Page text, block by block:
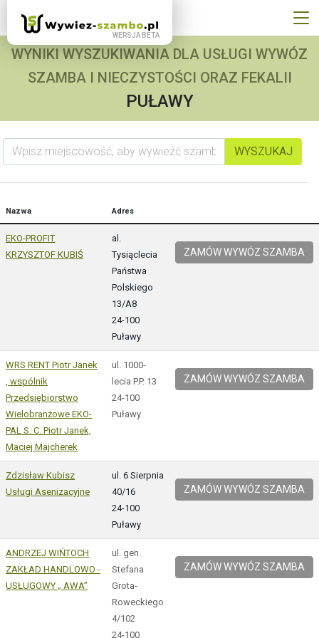
WYNIKI WYSZUKIWANIA DLA USŁUGI WYWÓZ
SZAMBA I NIECZYSTOŚCI ORAZ FEKALII
PUŁAWY
Wpisz miejscowość, aby wywieźć szambo
WYSZUKAJ
Nazwa Adres
EKO-PROFIT
KRZYSZTOF KUBIŚ
al.
Tysiąclecia
Państwa
Polskiego
13/A8
24-100
Puławy
ZAMÓW WYWÓZ SZAMBA
WRS RENT Piotr Janek
, wspólnik
Przedsiębiorstwo
Wielobranżowe EKO-
PAL S. C. Piotr Janek,
Maciej Majcherek
ul. 1000-
lecia P.P. 13
24-100
Puławy
ZAMÓW WYWÓZ SZAMBA
Zdzisław Kubisz
Usługi Asenizacyjne
ul. 6 Sierpnia
40/16
24-100
Puławy
ZAMÓW WYWÓZ SZAMBA
ANDRZEJ WIŃTOCH
ZAKŁAD HANDLOWO -
USŁUGOWY „ AWA”
ul. gen.
Stefana
Grota-
Roweckiego
4/102
24-100
ZAMÓW WYWÓZ SZAMBA